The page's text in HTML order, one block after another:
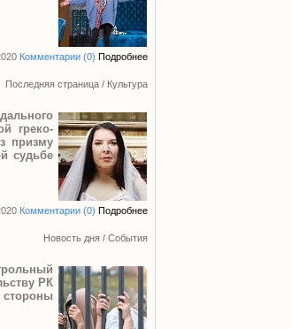
Комментарии (0) Подробнее
Последняя страница / Культура
греко-
призму
судьбе
Комментарии (0) Подробнее
Новость дня /События
РК
стороны